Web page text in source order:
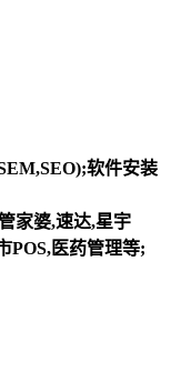
软件安装
家婆,速达,星宇
POS,医药管理等;